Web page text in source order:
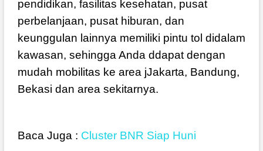
pendidikan, fasilitas kesehatan, pusat
perbelanjaan, pusat hiburan, dan
keunggulan lainnya memiliki pintu tol didalam
kawasan, sehingga Anda ddapat dengan
mudah mobilitas ke area jJakarta, Bandung,
Bekasi dan area sekitarnya.
Baca Juga : Cluster BNR Siap Huni